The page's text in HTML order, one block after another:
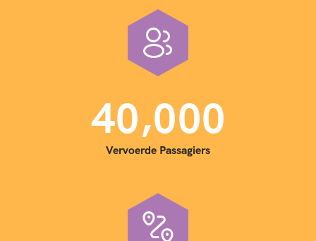
40,000
Vervoerde Passagiers